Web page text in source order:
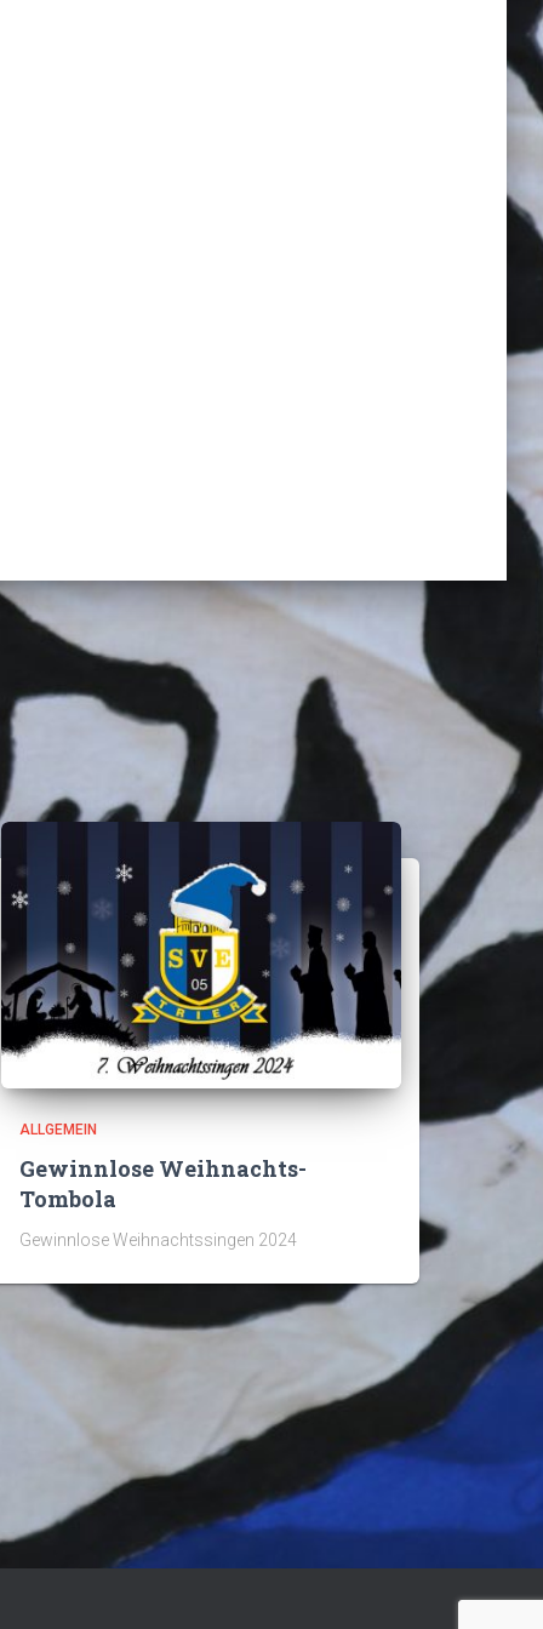
ALLGEMEIN
Gewinnlose Weihnachts-
Tombola
Gewinnlose Weihnachtssingen 2024